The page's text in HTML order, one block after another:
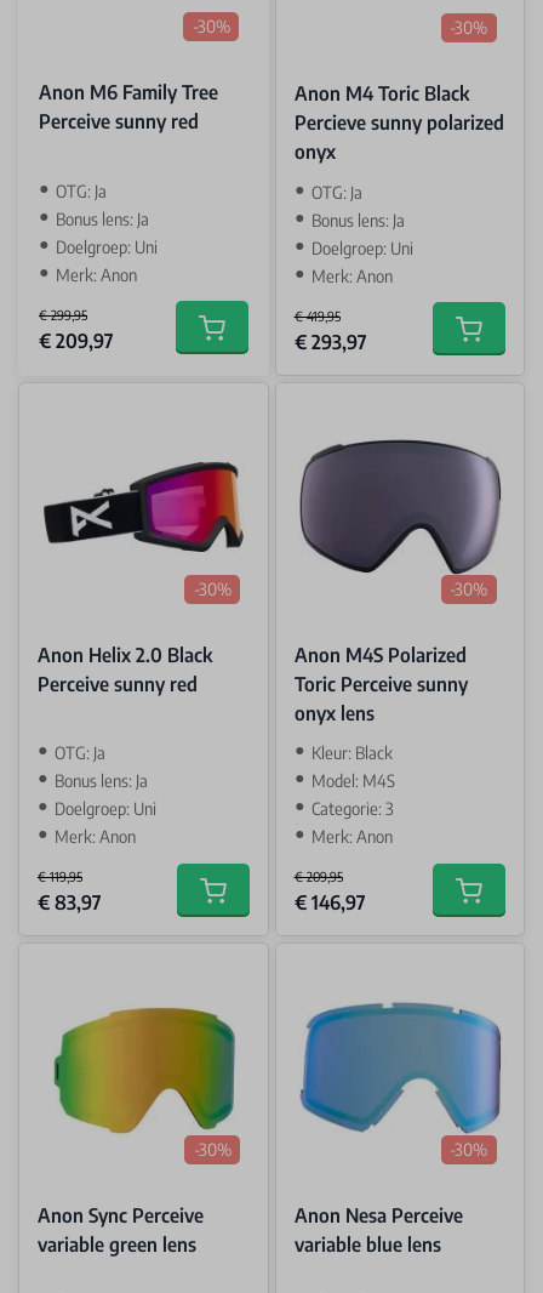
-30%
Anon M6 Family Tree
Perceive sunny red
OTG: Ja
Bonus lens: Ja
Doelgroep: Uni
Merk: Anon
€ 299,95
Special Price
€ 209,97 Add to cart
-30%
Anon M4 Toric Black
Percieve sunny polarized
onyx
OTG: Ja
Bonus lens: Ja
Doelgroep: Uni
Merk: Anon
€ 419,95
Special Price
€ 293,97 Add to
-30%
Anon Helix 2.0 Black
Perceive sunny red
OTG: Ja
Bonus lens: Ja
Doelgroep: Uni
Merk: Anon
€ 119,95
Special Price
€ 83,97 Add to cart
-30%
Anon M4S Polarized
Toric Perceive sunny
onyx lens
Kleur: Black
Model: M4S
Categorie: 3
Merk: Anon
€ 209,95
Special Price
€ 146,97 Add to
-30%
Anon Sync Perceive
variable green lens
-30%
Anon Nesa Perceive
variable blue lens